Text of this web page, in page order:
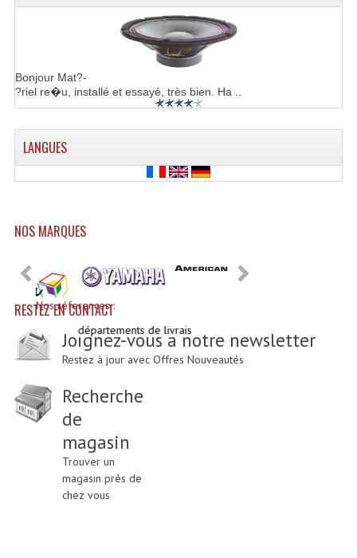
Bonjour Mat?-
?riel re�u, installé et essayé, très bien. Ha ..
LANGUES
NOS MARQUES
Nos réferences :
villes et départements de livraison ou d'intervention technique :
RESTEZ EN CONTACT
Joignez-vous à notre newsletter
Restez à jour avec Offres Nouveautés
Recherche
de
magasin
Trouver un
magasin près de
chez vous